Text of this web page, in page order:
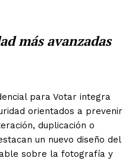
más avanzadas
para Votar integra
orientados a prevenir
duplicación o
un nuevo diseño del
sobre la fotografía y